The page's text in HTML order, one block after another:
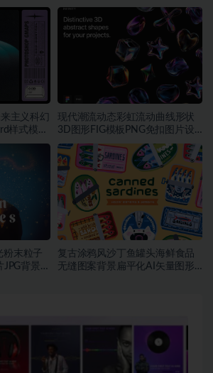
素材
主义科幻
样式模板
现代潮流动态彩虹流动曲线形状
3D图形FIG模板PNG免扣图片设
计素材
粉末粒子
背景素
复古涂鸦风沙丁鱼罐头海鲜食品
无缝图案背景扁平化AI矢量图形